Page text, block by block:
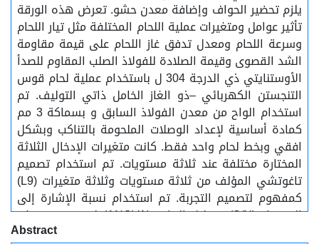
يلزم تحضير الحواف وإضافة معدن حشو. تعرض هذه الورقة
تأثير عوامل ومتغيرات عملية اللحام المختلفة مثل تيار اللحام
وسرعة اللحام ومعدل تدفق غاز اللحام على قيمة مقاومة
الشد القصوى وقيمة الصلادة للفولاذ الصلب المقاوم للصدأ
الأوستنايتي ذي الدرجة 304 ل باستخدام عملية لحام قوس
التنجستن الكهربائي –ذو الغاز الخامل ذاتي التوليف. تم
استخدام الواح من معدن الفولاذ السابق و بسماكة 3 مم
كمادة أساسية لإعداد الوصلات الملحومة بالتناكب وبشكل
افقي وبخط لحام واحد فقط. كانت متغيرات الإدخال الثلاثة
المختارة مختلفة عند ثلاثة مستويات. تم استخدام تصميم
تاغوتشي المؤلف من ثلاثة مستويات وثلاثة متغيرات (L9)
كمفهوم لتصميم التجربة. تم استخدام نسبة الإشارة إلى
الضوضاء (S/N) وتحليل التباين (ANOVA) لتحديد مستويات
مدى تأثير وأهمية متغيرات الإدخال. من خلال النتائج تبين
Abstract